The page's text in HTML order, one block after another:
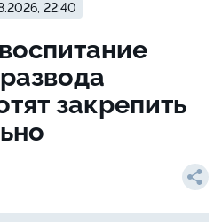
22:40
закрепить